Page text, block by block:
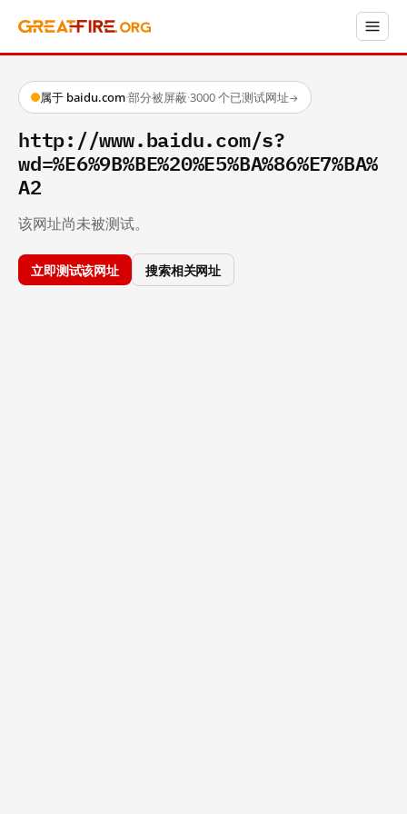
属于 baidu.com·部分被屏蔽·3000 个已测试网址→
http://www.baidu.com/s?
wd=%E6%9B%BE%20%E5%BA%86%E7%BA%
A2
该网址尚未被测试。
立即测试该网址 搜索相关网址